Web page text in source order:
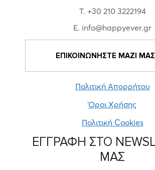
T. +30 210 3222194
E. info@happyever.gr
ΕΠΙΚΟΙΝΩΝΗΣΤΕ ΜΑΖΙ ΜΑΣ
Πολιτική Απορρήτου
Όροι Χρήσης
Πολιτική Cookies
ΕΓΓΡΑΦΗ ΣΤΟ
ΜΑΣ